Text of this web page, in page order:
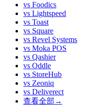
vs Foodics
vs Lightspeed
vs Toast
vs Square
vs Revel Systems
vs Moka POS
vs Qashier
vs Oddle
vs StoreHub
vs Zeoniq
vs Deliverect
查看全部 →